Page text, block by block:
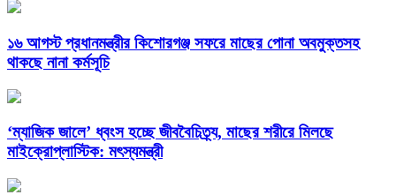
১৬ আগস্ট প্রধানমন্ত্রীর কিশোরগঞ্জ সফরে মাছের পোনা অবমুক্তসহ
থাকছে নানা কর্মসূচি
‘ম্যাজিক জালে’ ধ্বংস হচ্ছে জীববৈচিত্র্য, মাছের শরীরে মিলছে
মাইক্রোপ্লাস্টিক: মৎস্যমন্ত্রী